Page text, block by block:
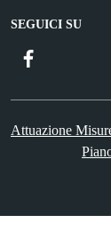
SEGUICI SU
Attuazione